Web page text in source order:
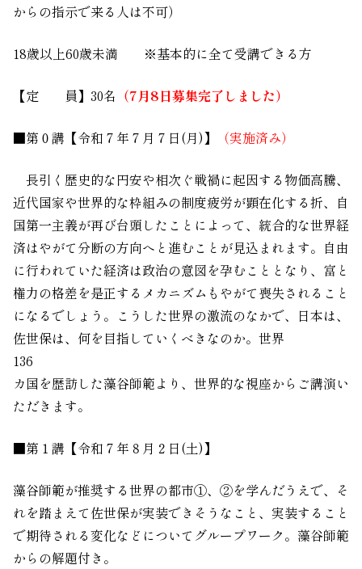
からの指示で来る人は不可）
18歳以上60歳未満 ※基本的に全て受講できる方
【定 員】 30名 （7月8日募集完了しました）
■第０講【令和７年７月７日(月)】 （実施済み）
長引く歴史的な円安や相次ぐ戦禍に起因する物価高騰、
近代国家や世界的な枠組みの制度疲労が顕在化する折、自
国第一主義が再び台頭したことによって、統合的な世界経
済はやがて分断の方向へと進むことが見込まれます。自由
に行われていた経済は政治の意図を孕むこととなり、富と
権力の格差を是正するメカニズムもやがて喪失されること
になるでしょう。こうした世界の激流のなかで、日本は、
佐世保は、何を目指していくべきなのか。世界
136
カ国を歴訪した藻谷師範より、世界的な視座からご講演い
ただきます。
■第１講【令和７年８月２日(土)】
藻谷師範が推奨する世界の都市①、②を学んだうえで、そ
れを踏まえて佐世保が実装できそうなこと、実装すること
で期待される変化などについてグループワーク。藻谷師範
からの解題付き。